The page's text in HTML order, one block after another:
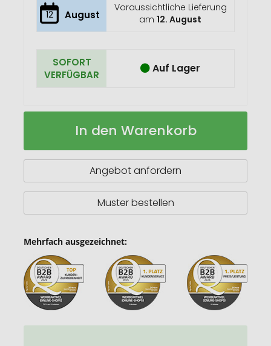
12 August
Voraussichtliche Lieferung
am12. August
SOFORT
VERFÜGBAR
Auf Lager
Flaschenöffner
"Alpha"
Auf
In den Warenkorb
Angebot anfordern
Muster bestellen
Mehrfach ausgezeichnet: